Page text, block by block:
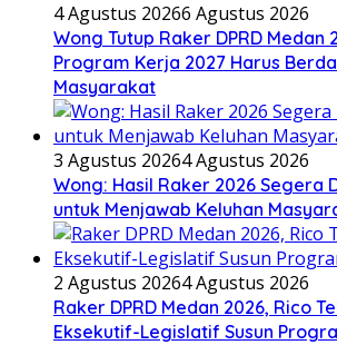
4 Agustus 20266 Agustus 2026
Wong Tutup Raker DPRD Medan
Program Kerja 2027 Harus
Masyarakat
3 Agustus 20264 Agustus 2026
Wong: Hasil Raker 2026 Segera
untuk Menjawab Keluhan
2 Agustus 20264 Agustus 2026
Raker DPRD Medan 2026, Rico
Eksekutif-Legislatif Susun